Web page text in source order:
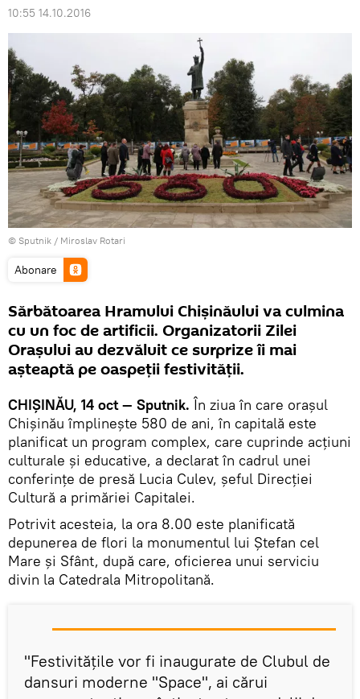
10:55 14.10.2016
© Sputnik / Miroslav Rotari
Abonare
Sărbătoarea Hramului Chișinăului va culmina
cu un foc de artificii. Organizatorii Zilei
Orașului au dezvăluit ce surprize îi mai
așteaptă pe oaspeții festivităţii.
CHIȘINĂU, 14 oct — Sputnik. În ziua în care orașul
Chișinău împlinește 580 de ani, în capitală este
planificat un program complex, care cuprinde acţiuni
culturale și educative, a declarat în cadrul unei
conferințe de presă Lucia Culev, șeful Direcției
Cultură a primăriei Capitalei.
Potrivit acesteia, la ora 8.00 este planificată
depunerea de flori la monumentul lui Ștefan cel
Mare şi Sfânt, după care, oficierea unui serviciu
divin la Catedrala Mitropolitană.
"Festivităţile vor fi inaugurate de Clubul de
dansuri moderne "Space", ai cărui